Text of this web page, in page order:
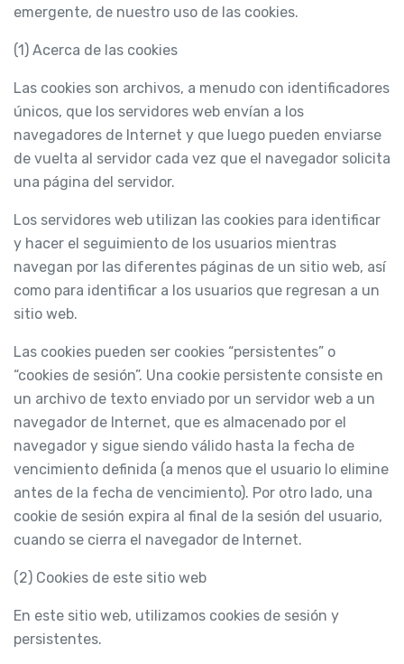
emergente, de nuestro uso de las cookies.
(1) Acerca de las cookies
Las cookies son archivos, a menudo con identificadores
únicos, que los servidores web envían a los
navegadores de Internet y que luego pueden enviarse
de vuelta al servidor cada vez que el navegador solicita
una página del servidor.
Los servidores web utilizan las cookies para identificar
y hacer el seguimiento de los usuarios mientras
navegan por las diferentes páginas de un sitio web, así
como para identificar a los usuarios que regresan a un
sitio web.
Las cookies pueden ser cookies “persistentes” o
“cookies de sesión”. Una cookie persistente consiste en
un archivo de texto enviado por un servidor web a un
navegador de Internet, que es almacenado por el
navegador y sigue siendo válido hasta la fecha de
vencimiento definida (a menos que el usuario lo elimine
antes de la fecha de vencimiento). Por otro lado, una
cookie de sesión expira al final de la sesión del usuario,
cuando se cierra el navegador de Internet.
(2) Cookies de este sitio web
En este sitio web, utilizamos cookies de sesión y
persistentes.